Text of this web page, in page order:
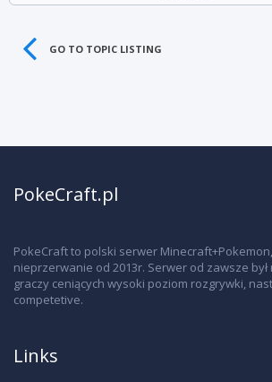
GO TO TOPIC LISTING
PokeCraft.pl
PokeCraft to polski serwer
nieprzerwanie od 2013r. Serwer od zawsze
graczy ceniących wysoki poziom rozgrywki,
competetive.
Links